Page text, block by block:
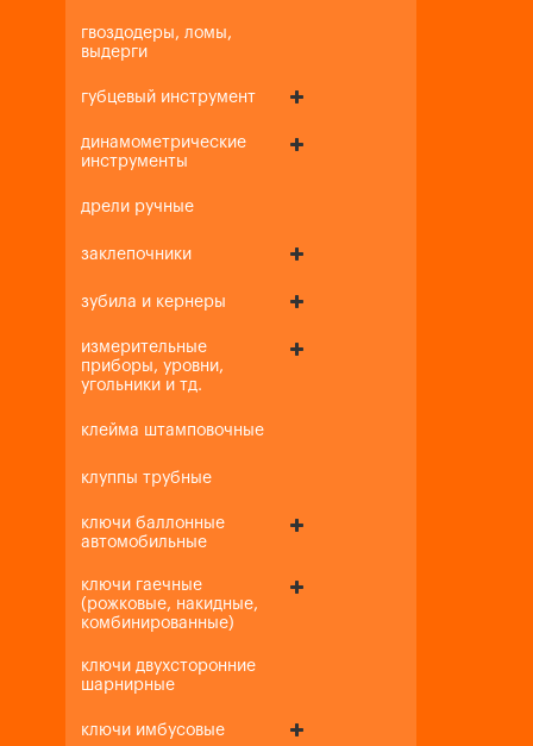
гвоздодеры, ломы,
выдерги
губцевый инструмент
динамометрические
инструменты
дрели ручные
заклепочники
зубила и кернеры
измерительные
приборы, уровни,
угольники и тд.
клейма штамповочные
клуппы трубные
ключи баллонные
автомобильные
ключи гаечные
(рожковые, накидные,
комбинированные)
ключи двухсторонние
шарнирные
ключи имбусовые